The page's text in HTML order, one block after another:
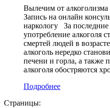
Вылечим от
Запись на онлайн
наркологу За последние
употребление алкоголя
смертей людей в
алкоголь нередко
печени и горла, а также
алкоголя обостряются
Подробнее
Страницы: